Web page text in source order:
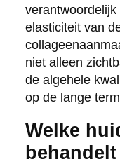
elasticiteit van
niet alleen
de algehele
op de lange
Welke